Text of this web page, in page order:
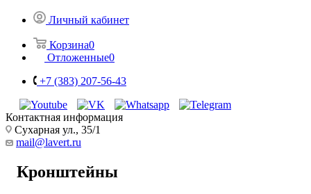
Личный кабинет
Корзина0
Отложенные0
+7 (383) 207-56-43
Контактная информация
Сухарная ул., 35/1
mail@lavert.ru
Кронштейны